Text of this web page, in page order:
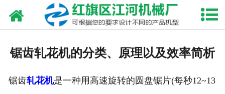
网站首页
新闻资讯
锯齿轧花机的分类、原理以及效率简析
锯齿轧花机是一种用高速旋转的圆盘锯片(每秒12~13